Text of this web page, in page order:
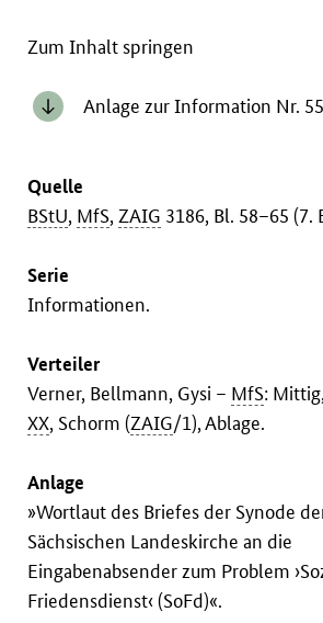
Zum Inhalt springen
Anlage zur Information Nr.
Quelle
BStU, MfS,ZAIG 3186, Bl. 58–65 (7.
Serie
Informationen.
Verteiler
Verner, Bellmann, Gysi – MfS:
XX, Schorm (ZAIG/1), Ablage.
Anlage
»Wortlaut des Briefes der Synode
Sächsischen Landeskirche an die
Eingabenabsender zum Problem
Friedensdienst‹ (SoFd)«.